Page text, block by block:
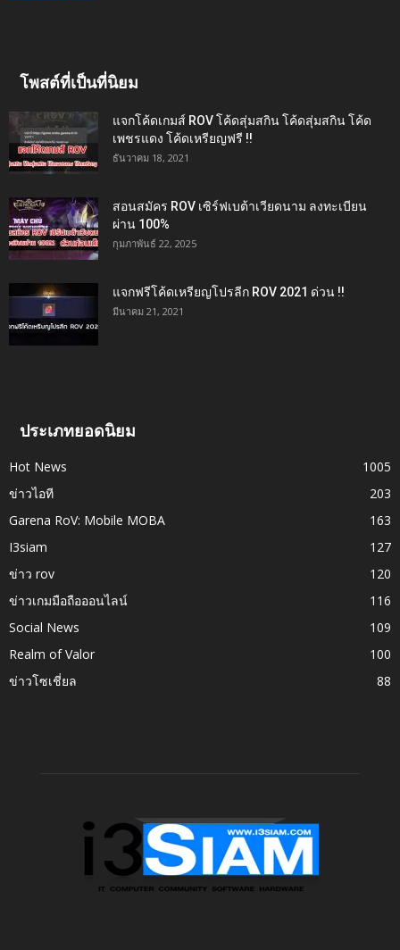
โพสต์ที่เป็นที่นิยม
แจกโค้ดเกมส์ ROV โค้ดสุ่มสกิน โค้ดสุ่มสกิน โค้ด
เพชรแดง โค้ดเหรียญฟรี !!
ธันวาคม 18, 2021
สอนสมัคร ROV เซิร์ฟเบต้าเวียดนาม ลงทะเบียน
ผ่าน 100%
กุมภาพันธ์ 22, 2025
แจกฟรีโค้ดเหรียญโปรลีก ROV 2021 ด่วน !!
มีนาคม 21, 2021
ประเภทยอดนิยม
Hot News
1005
ข่าวไอที
203
Garena RoV: Mobile MOBA
163
I3siam
127
ข่าว rov
120
ข่าวเกมมือถือออนไลน์
116
Social News
109
Realm of Valor
100
ข่าวโซเชี่ยล
88